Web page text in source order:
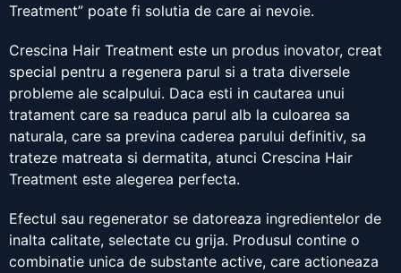
Treatment” poate fi solutia de care ai nevoie.
Crescina Hair Treatment este un produs inovator, creat
special pentru a regenera parul si a trata diversele
probleme ale scalpului. Daca esti in cautarea unui
tratament care sa readuca parul alb la culoarea sa
naturala, care sa previna caderea parului definitiv, sa
trateze matreata si dermatita, atunci Crescina Hair
Treatment este alegerea perfecta.
Efectul sau regenerator se datoreaza ingredientelor de
inalta calitate, selectate cu grija. Produsul contine o
combinatie unica de substante active, care actioneaza